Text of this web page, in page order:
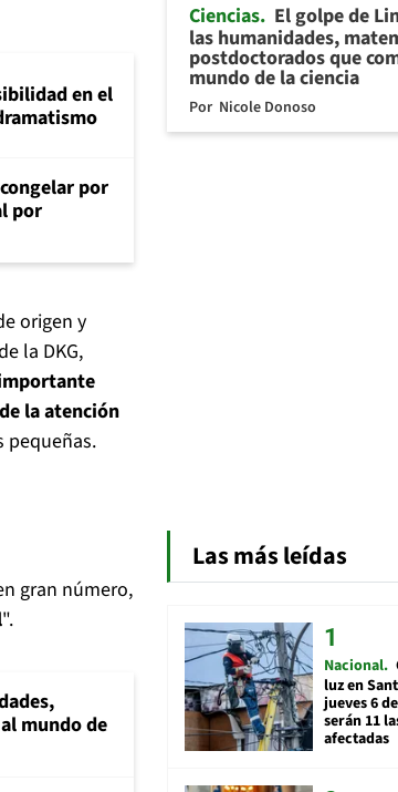
en el
por
por
origen y
la DKG,
la atención
pequeñas.
gran número,
".
mundo de
Ciencias El golpe de
las humanidades,
postdoctorados que
mundo de la ciencia
Por Nicole Donoso
Las más leídas
Nacional
luz en
jueves 6
serán 11
afectadas